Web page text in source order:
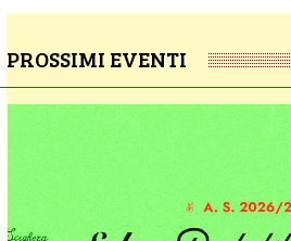
PROSSIMI EVENTI